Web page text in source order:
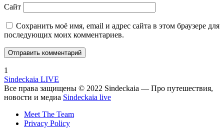
Сайт
Сохранить моё имя, email и адрес сайта в этом браузере для
последующих моих комментариев.
1
Sindeckaia LIVE
Все права защищены © 2022 Sindeckaia — Про путешествия,
новости и медиа Sindeckaia live
Meet The Team
Privacy Policy